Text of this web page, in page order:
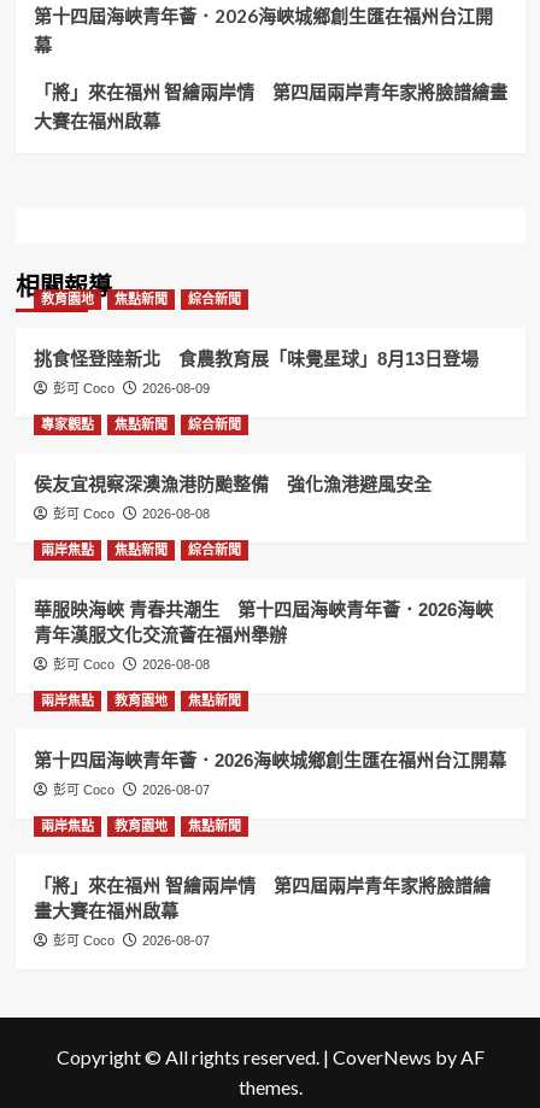
年
展
現
愛
第十四屆海峽青年薈．2026海峽城鄉創生匯在福州台江開
幕
「將」來在福州 智繪兩岸情 第四屆兩岸青年家將臉譜繪畫
大賽在福州啟幕
相關報導
教育園地 焦點新聞 綜合新聞
挑食怪登陸新北 食農教育展「味覺星球」8月13日登場
彭可 Coco 2026-08-09
專家觀點 焦點新聞 綜合新聞
侯友宜視察深澳漁港防颱整備 強化漁港避風安全
彭可 Coco 2026-08-08
兩岸焦點 焦點新聞 綜合新聞
華服映海峽 青春共潮生 第十四屆海峽青年薈．2026海峽
青年漢服文化交流薈在福州舉辦
彭可 Coco 2026-08-08
兩岸焦點 教育園地 焦點新聞
第十四屆海峽青年薈．2026海峽城鄉創生匯在福州台江開幕
彭可 Coco 2026-08-07
兩岸焦點 教育園地 焦點新聞
「將」來在福州 智繪兩岸情 第四屆兩岸青年家將臉譜繪
畫大賽在福州啟幕
彭可 Coco 2026-08-07
Copyright © All rights reserved. | CoverNews by AF
themes.